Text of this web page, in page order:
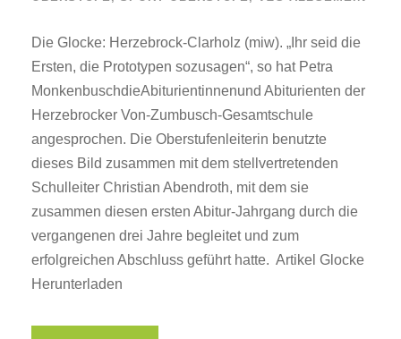
Die Glocke: Herzebrock-Clarholz (miw). „Ihr seid die
Ersten, die Prototypen sozusagen“, so hat Petra
MonkenbuschdieAbiturientinnenund Abiturienten der
Herzebrocker Von-Zumbusch-Gesamtschule
angesprochen. Die Oberstufenleiterin benutzte
dieses Bild zusammen mit dem stellvertretenden
Schulleiter Christian Abendroth, mit dem sie
zusammen diesen ersten Abitur-Jahrgang durch die
vergangenen drei Jahre begleitet und zum
erfolgreichen Abschluss geführt hatte. Artikel Glocke
Herunterladen